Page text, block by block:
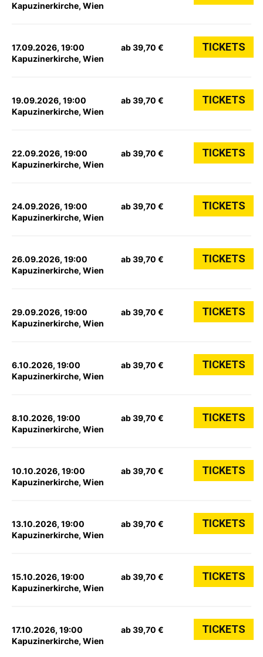
Kapuzinerkirche, Wien
17.09.2026, 19:00
Kapuzinerkirche, Wien
ab 39,70 € TICKETS
19.09.2026, 19:00
Kapuzinerkirche, Wien
ab 39,70 € TICKETS
22.09.2026, 19:00
Kapuzinerkirche, Wien
ab 39,70 € TICKETS
24.09.2026, 19:00
Kapuzinerkirche, Wien
ab 39,70 € TICKETS
26.09.2026, 19:00
Kapuzinerkirche, Wien
ab 39,70 € TICKETS
29.09.2026, 19:00
Kapuzinerkirche, Wien
ab 39,70 € TICKETS
6.10.2026, 19:00
Kapuzinerkirche, Wien
ab 39,70 € TICKETS
8.10.2026, 19:00
Kapuzinerkirche, Wien
ab 39,70 € TICKETS
10.10.2026, 19:00
Kapuzinerkirche, Wien
ab 39,70 € TICKETS
13.10.2026, 19:00
Kapuzinerkirche, Wien
ab 39,70 € TICKETS
15.10.2026, 19:00
Kapuzinerkirche, Wien
ab 39,70 € TICKETS
17.10.2026, 19:00
Kapuzinerkirche, Wien
ab 39,70 € TICKETS